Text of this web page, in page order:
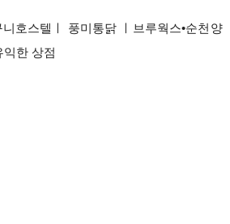
호스텔ㅣ 풍미통닭 ㅣ브루웍스•순천양
익한 상점